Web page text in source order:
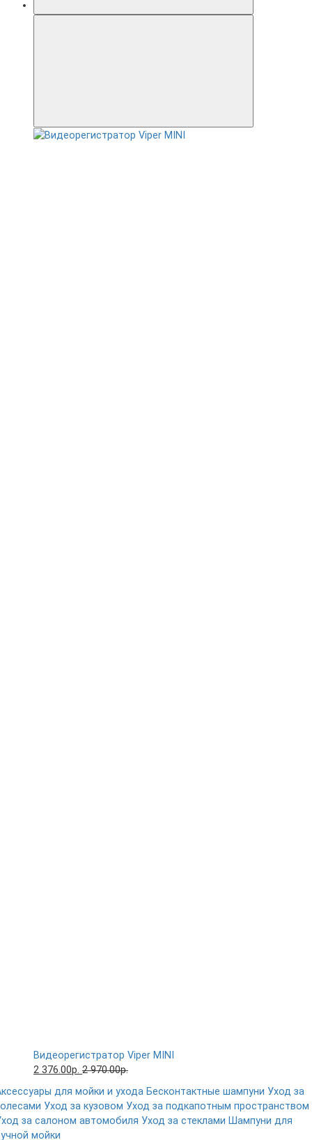
Видеорегистратор Viper MINI
2 376.00р. 2 970.00р.
для мойки и ухода Бесконтактные шампуни Уход за
Уход за кузовом Уход за подкапотным пространством
за салоном автомобиля Уход за стеклами Шампуни для
мойки